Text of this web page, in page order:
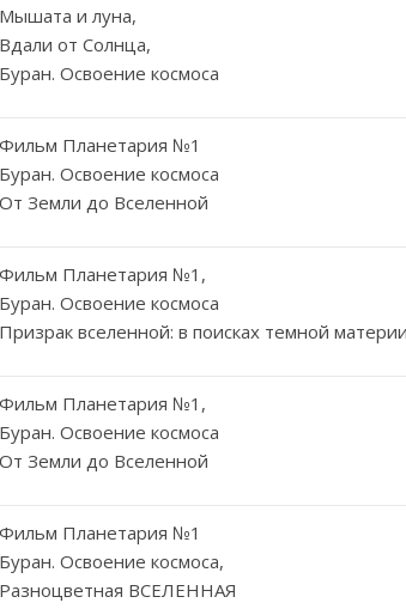
Мышата и луна,
Вдали от Солнца,
Буран. Освоение космоса
Фильм Планетария №1
Буран. Освоение космоса
От Земли до Вселенной
Фильм Планетария №1,
Буран. Освоение космоса
Призрак вселенной: в поисках темной материи
Фильм Планетария №1,
Буран. Освоение космоса
От Земли до Вселенной
Фильм Планетария №1
Буран. Освоение космоса,
Разноцветная ВСЕЛЕННАЯ